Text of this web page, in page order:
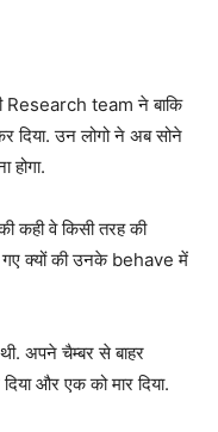
team ने बाकि
दिया. उन लोगो ने अब सोने
होगा.
कही वे किसी तरह की
गए क्यों की उनके behave में
अपने चैम्बर से बाहर
और एक को मार दिया.